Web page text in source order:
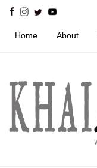
Home About